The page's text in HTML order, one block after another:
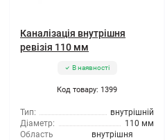
Каналізація внутрішня
ревізія 110 мм
В наявності
Код товару: 1399
Тип:
внутрішній
Діаметр:
110 мм
Область
внутрішня